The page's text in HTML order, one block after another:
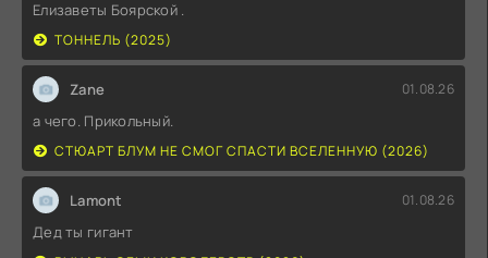
Елизаветы Боярской .
ТОННЕЛЬ (2025)
Zane 01.08.26
а чего. Прикольный.
СТЮАРТ БЛУМ НЕ СМОГ СПАСТИ ВСЕЛЕННУЮ (2026)
Lamont 01.08.26
Дед ты гигант